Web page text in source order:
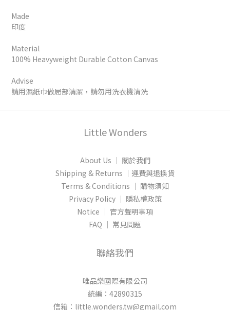
Made
印度
Material
100% Heavyweight Durable Cotton Canvas
Advise
請用濕紙巾做局部清潔，請勿用洗衣機清洗
Little Wonders
About Us │ 關於我們
Shipping & Returns │運費與退換貨
Terms & Conditions │ 購物須知
Privacy Policy │ 隱私權政策
Notice │ 官方聲明事項
FAQ │ 常見問題
聯絡我們
唯品樂國際有限公司
統編：42890315
信箱：little.wonders.tw@gmail.com